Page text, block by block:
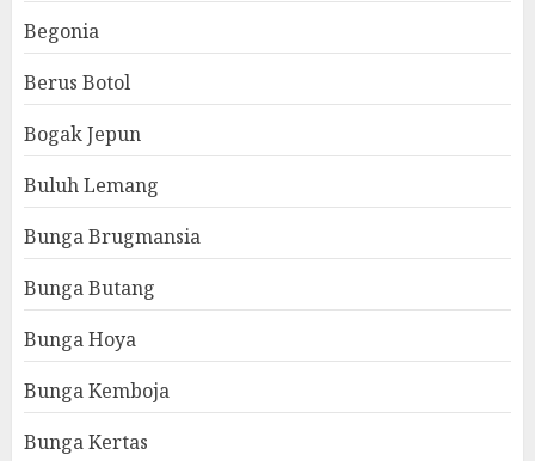
Begonia
Berus Botol
Bogak Jepun
Buluh Lemang
Bunga Brugmansia
Bunga Butang
Bunga Hoya
Bunga Kemboja
Bunga Kertas